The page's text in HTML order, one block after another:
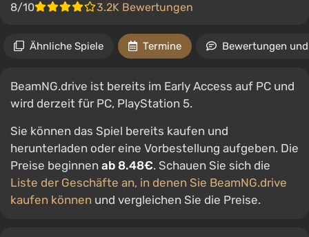
8/10
3.2K Bewertungen
Ähnliche Spiele Termine Bewertungen
BeamNG.drive ist bereits im Early Access auf PC und
wird derzeit für PC, PlayStation 5.
Sie können das Spiel bereits kaufen und
herunterladen oder eine Vorbestellung aufgeben. Die
Preise beginnen ab 8.48€. Schauen Sie sich die
Liste der Geschäfte an, in denen Sie BeamNG.drive
kaufen können und vergleichen Sie die Preise.